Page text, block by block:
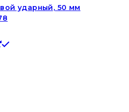
ударный, 50 мм